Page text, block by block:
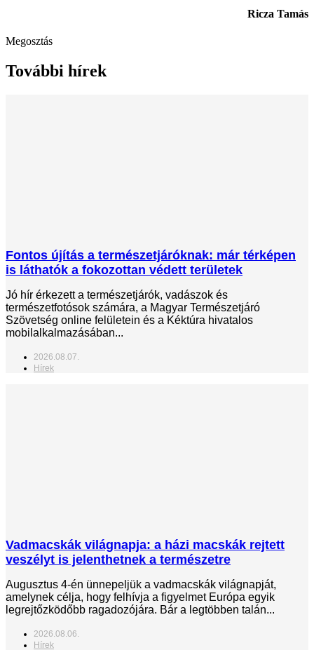
Ricza Tamás
Megosztás
További hírek
Fontos újítás a természetjáróknak: már térképen
is láthatók a fokozottan védett területek
Jó hír érkezett a természetjárók, vadászok és
természetfotósok számára, a Magyar Természetjáró
Szövetség online felületein és a Kéktúra hivatalos
mobilalkalmazásában...
2026.08.07.
Hírek
Vadmacskák világnapja: a házi macskák rejtett
veszélyt is jelenthetnek a természetre
Augusztus 4-én ünnepeljük a vadmacskák világnapját,
amelynek célja, hogy felhívja a figyelmet Európa egyik
legrejtőzködőbb ragadozójára. Bár a legtöbben talán...
2026.08.06.
Hírek